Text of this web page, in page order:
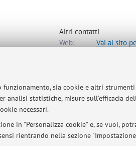
sia cookie e altri
statistiche, misure sull'efficacia
necessari.
in "Personalizza cookie" e, se vuoi,
rientrando nella sezione
Altri contatti
Web:
Vai al sito